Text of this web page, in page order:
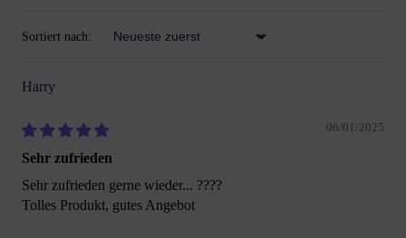
Sortiert nach: Sort by
Harry
06/01/2025
Sehr zufrieden
Sehr zufrieden gerne wieder... ????
Tolles Produkt, gutes Angebot